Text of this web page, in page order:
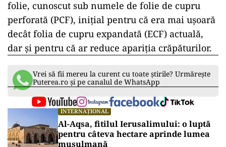
de luni de zile privind impactul asupra
siguranței al exfolierii vopselei, care a expus
coroziunea sau golurile dintr-un sub-strat de
protecție metalică împotriva trăsnetului.
În centrul carcasei se află un sandwich de folie
de cupru, între fuzelajul de carbon și vopseaua
exterioară a avioanelor A350, conceput pentru a
permite ca fulgerele să se scurgă în siguranță.
Reuters a relatat pentru prima dată în
noiembrie 2021 că Airbus studiază un nou tip de